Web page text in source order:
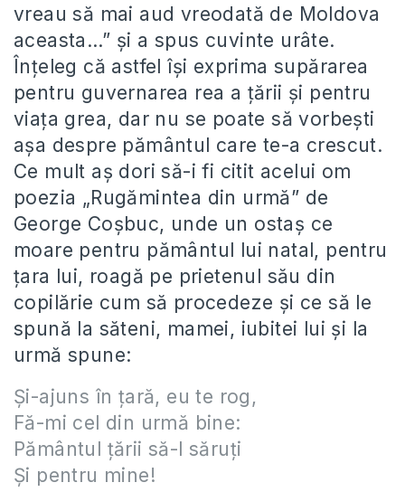
vreau să mai aud vreodată de Moldova
aceasta…” şi a spus cuvinte urâte.
Înţeleg că astfel îşi exprima supărarea
pentru guvernarea rea a ţării şi pentru
viaţa grea, dar nu se poate să vorbeşti
aşa despre pământul care te-a crescut.
Ce mult aş dori să-i fi citit acelui om
poezia „Rugămintea din urmă” de
George Coşbuc, unde un ostaş ce
moare pentru pământul lui natal, pentru
ţara lui, roagă pe prietenul său din
copilărie cum să procedeze şi ce să le
spună la săteni, mamei, iubitei lui şi la
urmă spune:
Şi-ajuns în ţară, eu te rog,
Fă-mi cel din urmă bine:
Pământul ţării să-l săruţi
Şi pentru mine!